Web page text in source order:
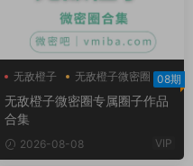
无敌橙子 无敌橙子微密圈 08期
无敌橙子微密圈专属圈子作品
合集
2026-08-08 VIP